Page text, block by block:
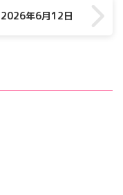
2026年6月12日